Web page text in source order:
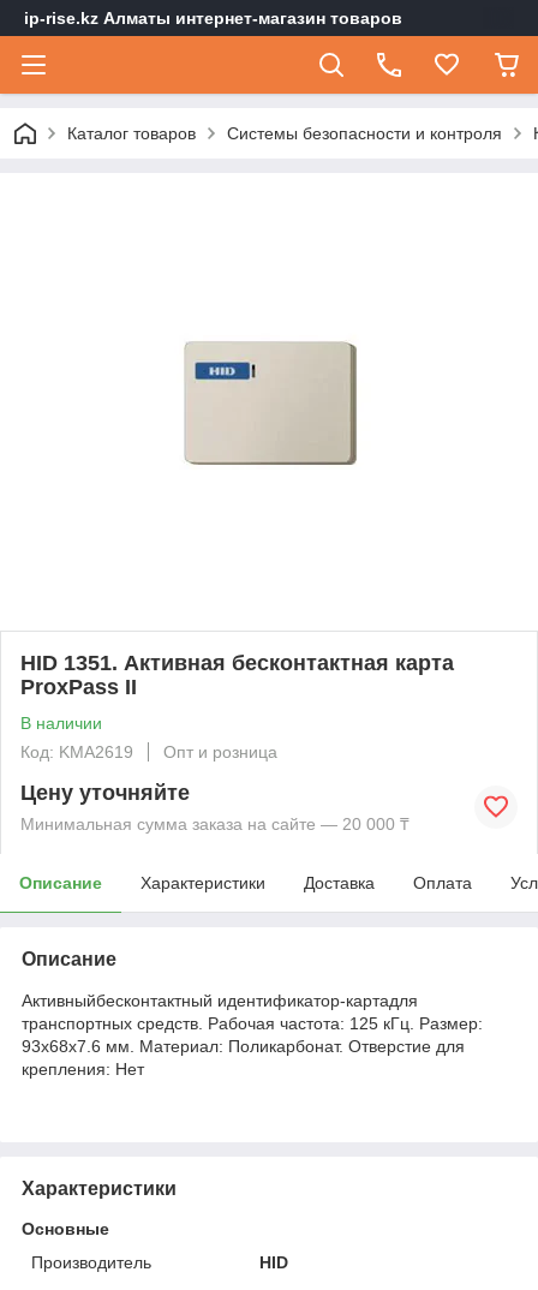
ip-rise.kz Алматы интернет-магазин товаров
Каталог товаров Системы безопасности и контроля
HID 1351. Активная бесконтактная карта
ProxPass II
В наличии
Код: KMА2619
Опт и розница
Цену уточняйте
Минимальная сумма заказа на сайте — 20 000 ₸
Описание Характеристики Доставка Оплата
Описание
Активныйбесконтактный идентификатор-картадля
транспортных средств. Рабочая частота: 125 кГц. Размер:
93x68x7.6 мм. Материал: Поликарбонат. Отверстие для
крепления: Нет
Характеристики
Основные
Производитель
HID